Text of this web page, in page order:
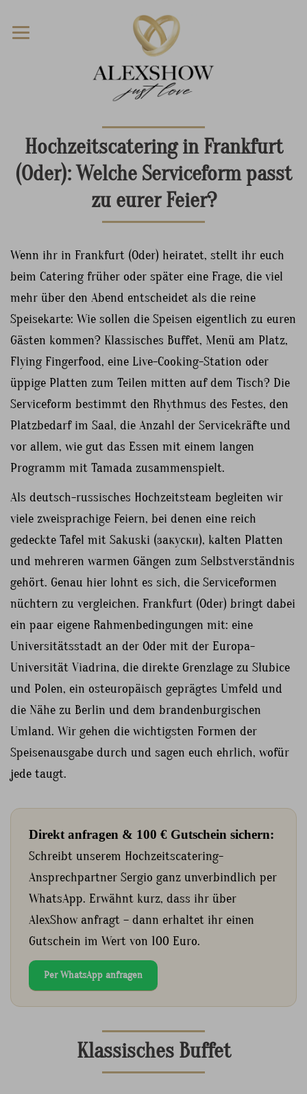
Hochzeitscatering in Frankfurt
(Oder): Welche Serviceform passt
zu eurer Feier?
Wenn ihr in Frankfurt (Oder) heiratet, stellt ihr euch
beim Catering früher oder später eine Frage, die viel
mehr über den Abend entscheidet als die reine
Speisekarte: Wie sollen die Speisen eigentlich zu euren
Gästen kommen? Klassisches Buffet, Menü am Platz,
Flying Fingerfood, eine Live-Cooking-Station oder
üppige Platten zum Teilen mitten auf dem Tisch? Die
Serviceform bestimmt den Rhythmus des Festes, den
Platzbedarf im Saal, die Anzahl der Servicekräfte und
vor allem, wie gut das Essen mit einem langen
Programm mit Tamada zusammenspielt.
Als deutsch-russisches Hochzeitsteam begleiten wir
viele zweisprachige Feiern, bei denen eine reich
gedeckte Tafel mit Sakuski (закуски), kalten Platten
und mehreren warmen Gängen zum Selbstverständnis
gehört. Genau hier lohnt es sich, die Serviceformen
nüchtern zu vergleichen. Frankfurt (Oder) bringt dabei
ein paar eigene Rahmenbedingungen mit: eine
Universitätsstadt an der Oder mit der Europa-
Universität Viadrina, die direkte Grenzlage zu Słubice
und Polen, ein osteuropäisch geprägtes Umfeld und
die Nähe zu Berlin und dem brandenburgischen
Umland. Wir gehen die wichtigsten Formen der
Speisenausgabe durch und sagen euch ehrlich, wofür
jede taugt.
Direkt anfragen & 100 € Gutschein sichern:
Schreibt unserem Hochzeitscatering-
Ansprechpartner Sergio ganz unverbindlich per
WhatsApp. Erwähnt kurz, dass ihr über
AlexShow anfragt – dann erhaltet ihr einen
Gutschein im Wert von 100 Euro.
Per WhatsApp anfragen
Klassisches Buffet